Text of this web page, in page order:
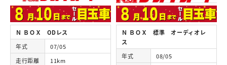
Ｎ ＢＯＸ ODレス
年式
07/05
走行距離
11km
Ｎ ＢＯＸ 標準 オーディオレ
ス
年式
08/05